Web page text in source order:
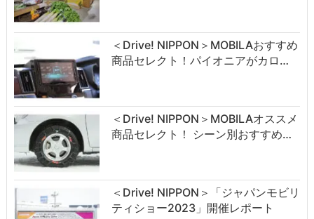
＜Drive! NIPPON＞MOBILAおすすめ
商品セレクト！パイオニアがカロ…
＜Drive! NIPPON＞MOBILAオススメ
商品セレクト！ シーン別おすすめ…
＜Drive! NIPPON＞「ジャパンモビリ
ティショー2023」開催レポート